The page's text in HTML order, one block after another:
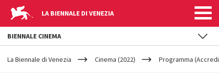
LA BIENNALE DI VENEZIA
YOUR
ARE
La Biennale di Venezia Cinema (2022) Programma
BIENNALE CINEMA